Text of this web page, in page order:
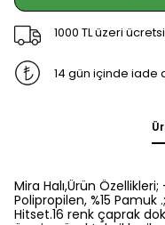
1000 TL üzeri
14 gün içinde iade
Mira Halı,Ürün Özellikleri;
Polipropilen, %15 Pamuk
Hitset.16 renk çaprak